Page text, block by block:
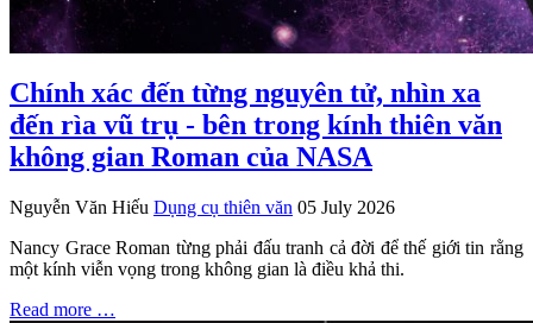
Chính xác đến từng nguyên tử, nhìn xa
đến rìa vũ trụ - bên trong kính thiên văn
không gian Roman của NASA
Nguyễn Văn Hiếu Dụng cụ thiên văn 05 July 2026
Nancy Grace Roman từng phải đấu tranh cả đời để thế giới tin rằng
một kính viễn vọng trong không gian là điều khả thi.
Read more …